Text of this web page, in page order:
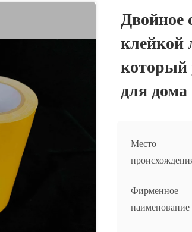
Двойное
клейкой
который
для дома
Место
Фирменное
наименование